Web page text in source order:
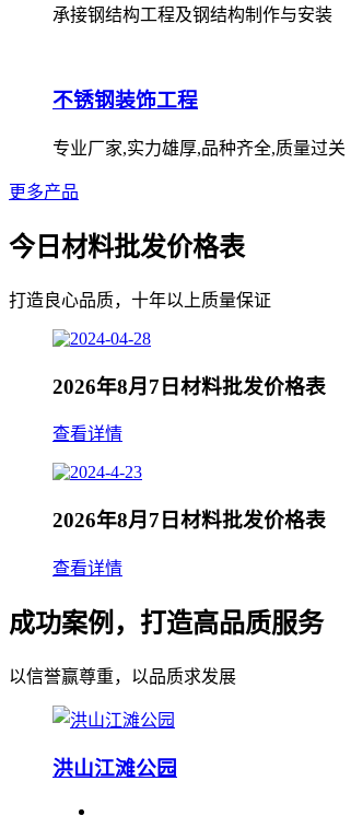
承接钢结构工程及钢结构制作与安装
不锈钢装饰工程
专业厂家,实力雄厚,品种齐全,质量过关
更多产品
今日材料批发价格表
打造良心品质，十年以上质量保证
2026年8月7日材料批发价格表
查看详情
2026年8月7日材料批发价格表
查看详情
成功案例，打造高品质服务
以信誉赢尊重，以品质求发展
洪山江滩公园